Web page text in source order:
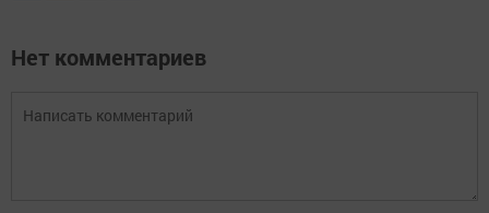
Нет комментариев